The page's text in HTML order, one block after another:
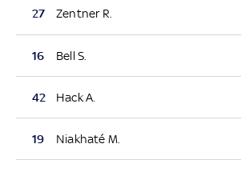
27 Zentner R.
16 Bell S.
42 Hack A.
19 Niakhaté M.